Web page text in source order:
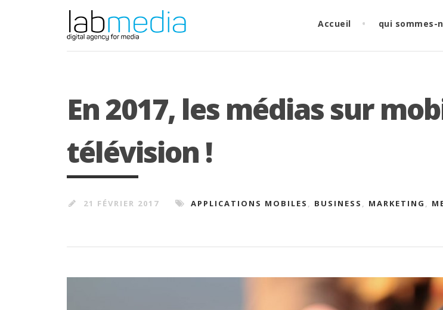
Accueil qui sommes-
En 2017, les médias sur
télévision !
21 FÉVRIER 2017 APPLICATIONS MOBILES , BUSINESS , MARKETING ,